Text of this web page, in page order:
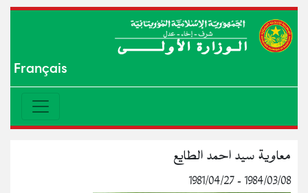
Français
ﻣﻌﺎوﻳﺔ ﺳﻴﺪ اﺣﻤﺪ اﻟﻄﺎﻳﻊ
1984/03/08 - 1981/04/27